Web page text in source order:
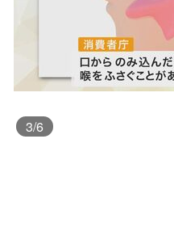
3/6